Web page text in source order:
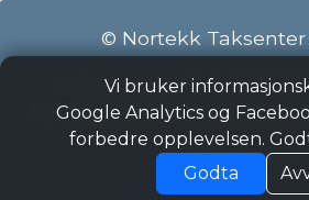
© Nortekk Taksenter
Industriveien 9 C, 2020
Tlf:63 87 15 50, Epost:
Personvern
Vi bruker
Google Analytics og
forbedre opplevelsen.
Godta